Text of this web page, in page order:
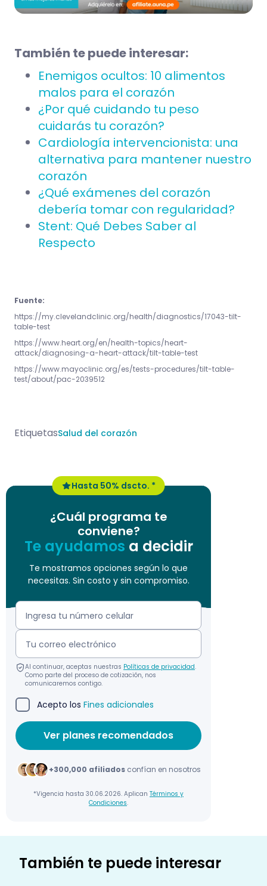
También te puede interesar:
Enemigos ocultos: 10 alimentos
malos para el corazón
¿Por qué cuidando tu peso
cuidarás tu corazón?
Cardiología intervencionista: una
alternativa para mantener nuestro
corazón
¿Qué exámenes del corazón
debería tomar con regularidad?
Stent: Qué Debes Saber al
Respecto
Fuente:
https://my.clevelandclinic.org/health/diagnostics/17043-tilt-
table-test
https://www.heart.org/en/health-topics/heart-
attack/diagnosing-a-heart-attack/tilt-table-test
https://www.mayoclinic.org/es/tests-procedures/tilt-table-
test/about/pac-2039512
EtiquetasSalud del corazón
Hasta 50% dscto. *
¿Cuál programa te
conviene?
Te ayudamos a decidir
Te mostramos opciones según lo que
necesitas. Sin costo y sin compromiso.
Al continuar, aceptas nuestras Políticas de privacidad.
Como parte del proceso de cotización, nos
comunicaremos contigo.
Acepto los Fines adicionales
+300,000 afiliadosconfían en nosotros
*Vigencia hasta 30.06.2026. Aplican Términos y
Condiciones.
También te puede interesar